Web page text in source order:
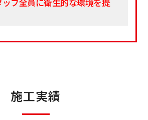
施工実績